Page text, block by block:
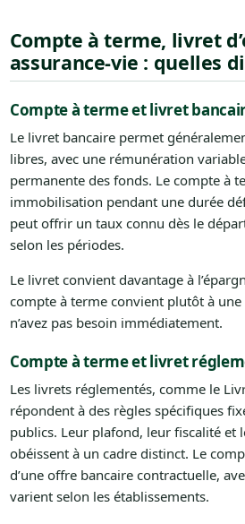
Compte à terme, livret
assurance-vie : quelles
Compte à terme et livret
Le livret bancaire permet
libres, avec une rémunération
permanente des fonds. Le compte à
immobilisation pendant une durée
peut offrir un taux connu dès le
selon les périodes.
Le livret convient davantage à
compte à terme convient plutôt à
n’avez pas besoin immédiatement.
Compte à terme et livret
Les livrets réglementés, comme le
répondent à des règles spécifiques
publics. Leur plafond, leur fiscalité et
obéissent à un cadre distinct. Le
d’une offre bancaire contractuelle,
varient selon les établissements.